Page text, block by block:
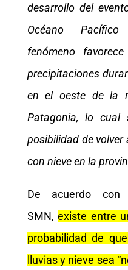
desarrollo del
Océano
fenómeno
precipitaciones
en el oeste de la
Patagonia, lo cual
posibilidad de volver
con nieve en la
De acuerdo
SMN,existe entre
probabilidad de
lluvias y nieve sea